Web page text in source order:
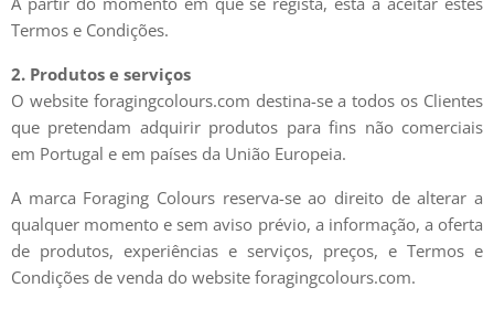
Termos e Condições.
2. Produtos e serviços
O website foragingcolours.com destina-se a todos os Clientes
que pretendam adquirir produtos para fins não comerciais
em Portugal e em países da União Europeia.
A marca Foraging Colours reserva-se ao direito de alterar a
qualquer momento e sem aviso prévio, a informação, a oferta
de produtos, experiências e serviços, preços, e Termos e
Condições de venda do website foragingcolours.com.